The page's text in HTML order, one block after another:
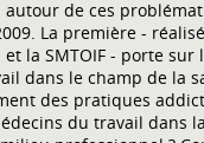
de ces
La première -
et la SMTOIF - porte
dans le champ de la
des pratiques
du travail dans